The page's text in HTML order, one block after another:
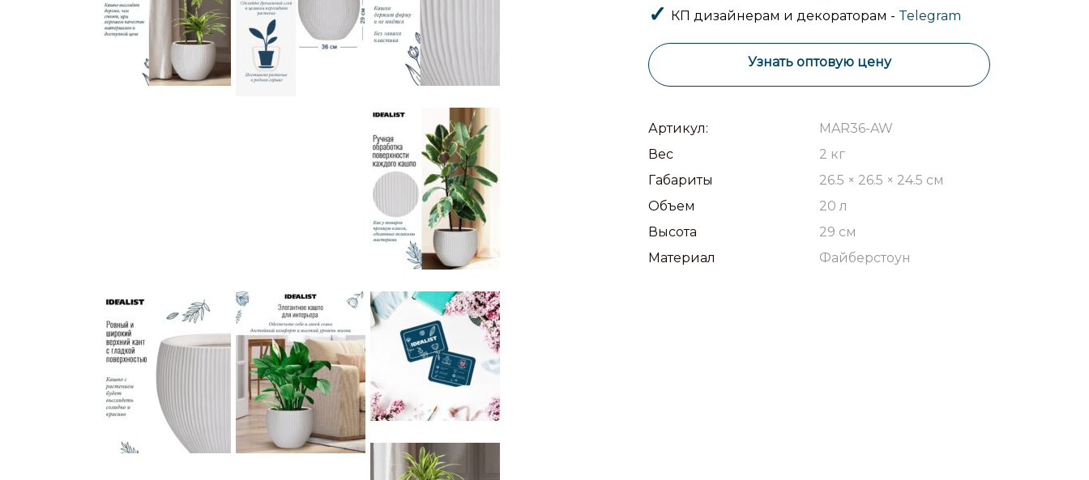
КП дизайнерам и декораторам - Telegram
Узнать оптовую цену
Артикул:
MAR36-AW
Вес
2 кг
Габариты
26.5 × 26.5 × 24.5 см
Объем
20 л
Высота
29 см
Материал
Файберстоун